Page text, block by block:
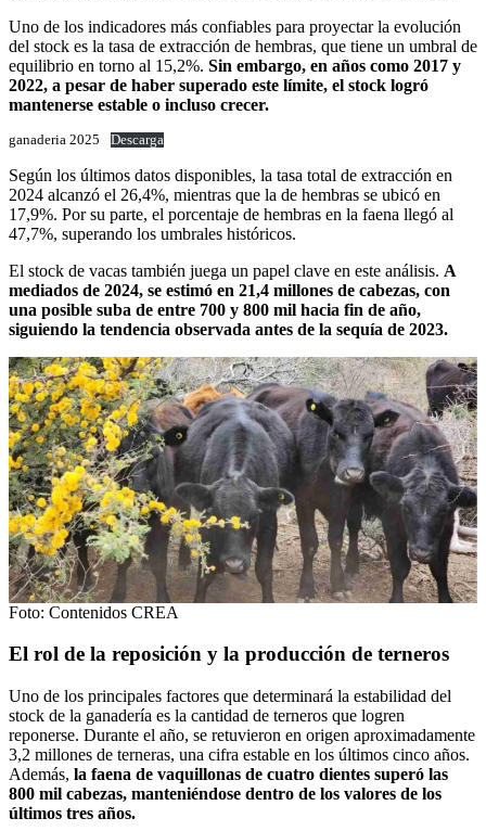
Uno de los indicadores más confiables para proyectar la evolución
del stock es la tasa de extracción de hembras, que tiene un umbral de
equilibrio en torno al 15,2%. Sin embargo, en años como 2017 y
2022, a pesar de haber superado este límite, el stock logró
mantenerse estable o incluso crecer.
ganaderia 2025 Descarga
Según los últimos datos disponibles, la tasa total de extracción en
2024 alcanzó el 26,4%, mientras que la de hembras se ubicó en
17,9%. Por su parte, el porcentaje de hembras en la faena llegó al
47,7%, superando los umbrales históricos.
El stock de vacas también juega un papel clave en este análisis. A
mediados de 2024, se estimó en 21,4 millones de cabezas, con
una posible suba de entre 700 y 800 mil hacia fin de año,
siguiendo la tendencia observada antes de la sequía de 2023.
Foto: Contenidos CREA
El rol de la reposición y la producción de terneros
Uno de los principales factores que determinará la estabilidad del
stock de la ganadería es la cantidad de terneros que logren
reponerse. Durante el año, se retuvieron en origen aproximadamente
3,2 millones de terneras, una cifra estable en los últimos cinco años.
Además, la faena de vaquillonas de cuatro dientes superó las
800 mil cabezas, manteniéndose dentro de los valores de los
últimos tres años.